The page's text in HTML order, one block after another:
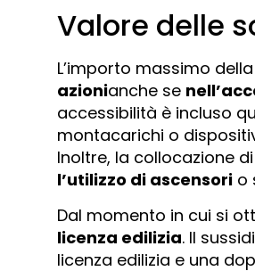
Valore delle
L’importo massimo
azionianche se
accessibilità è incluso
montacarichi o
Inoltre, la collocazione
l’utilizzo di ascensori o
Dal momento in cui si
licenza edilizia. Il
licenza edilizia e una